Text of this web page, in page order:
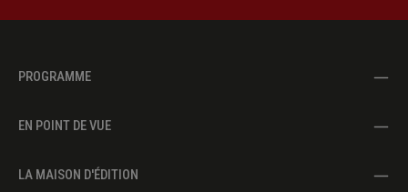
PROGRAMME
EN POINT DE VUE
LA MAISON D'ÉDITION